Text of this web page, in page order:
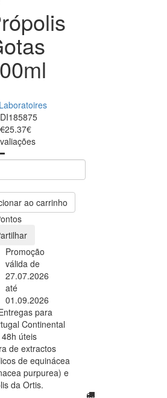
25.37€
ao carrinho
Promoção
válida de
27.07.2026
até
01.09.2026
para
Continental
úteis
de extractos
de equinácea
purpurea) e
da Ortis.